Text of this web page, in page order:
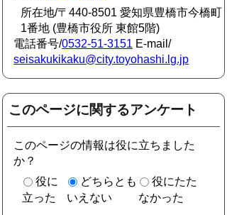
所在地/〒440-8501 愛知県豊橋市今橋町
1番地 (豊橋市役所 東館5階)
電話番号/0532-51-3151 E-mail/
seisakukikaku@city.toyohashi.lg.jp
このページに関するアンケート
このページの情報は役に立ちました
か？
役に
立った
どちらとも
いえない
役にたた
なかった